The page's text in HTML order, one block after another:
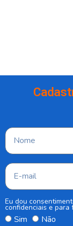
Eu dou
confidenciais e para
Sim Não